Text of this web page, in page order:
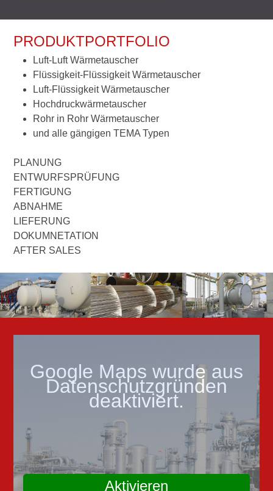
PRODUKTPORTFOLIO
Luft-Luft Wärmetauscher
Flüssigkeit-Flüssigkeit Wärmetauscher
Luft-Flüssigkeit Wärmetauscher
Hochdruckwärmetauscher
Rohr in Rohr Wärmetauscher
und alle gängigen TEMA Typen
PLANUNG
ENTWURFSPRÜFUNG
FERTIGUNG
ABNAHME
LIEFERUNG
DOKUMNETATION
AFTER SALES
Google Maps wurde aus
Datenschutzgründen
deaktiviert.
Aktivieren